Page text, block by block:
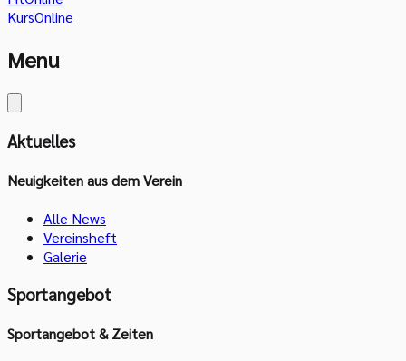
KursOnline
Menu
Aktuelles
Neuigkeiten aus dem Verein
Alle News
Vereinsheft
Galerie
Sportangebot
Sportangebot & Zeiten